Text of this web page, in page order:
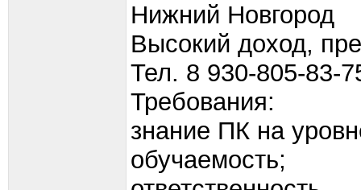
Нижний Новгород
Высокий доход,
Тел. 8 930-805-83-
Требования:
знание ПК на
обучаемость;